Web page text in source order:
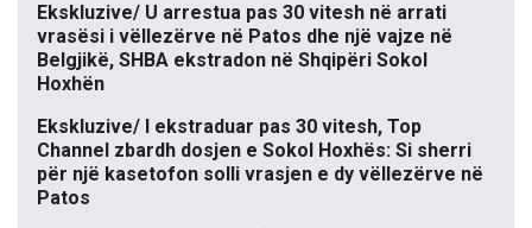
Ekskluzive/ U arrestua pas 30 vitesh në arrati
vrasësi i vëllezërve në Patos dhe një vajze në
Belgjikë, SHBA ekstradon në Shqipëri Sokol
Hoxhën
Ekskluzive/ I ekstraduar pas 30 vitesh, Top
Channel zbardh dosjen e Sokol Hoxhës: Si sherri
për një kasetofon solli vrasjen e dy vëllezërve në
Patos